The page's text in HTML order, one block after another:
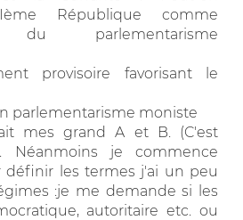
République comme
du parlementarisme
provisoire favorisant le
parlementarisme moniste
mes grand A et B. (C'est
Néanmoins je commence
les termes j'ai un peu
:je me demande si les
autoritaire etc. ou